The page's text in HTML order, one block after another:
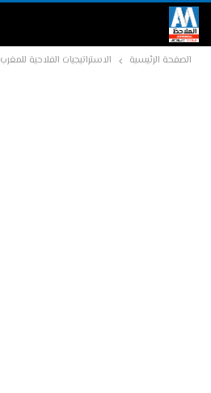
الصفحة الرئيسية الاستراتيجيات الفلاحية للمغرب